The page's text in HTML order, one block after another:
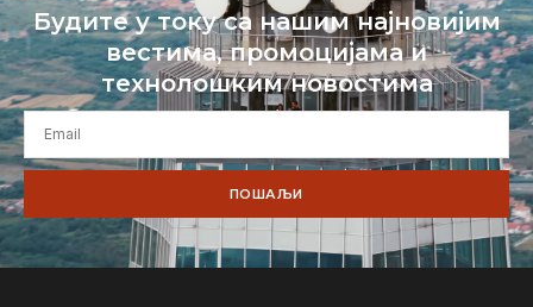
Будите у току са нашим најновијим
вестима, промоцијама и
технолошким новостима
ПОШАЉИ